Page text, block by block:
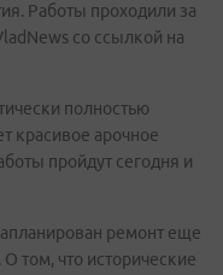
Работы проходили за
со ссылкой на
полностью
красивое арочное
пройдут сегодня и
ремонт еще
том, что исторические